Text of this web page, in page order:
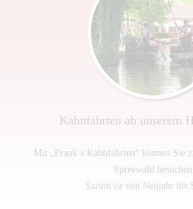
Kahnfahrten ab unserem
Mit „Frank`s Kahnfahrten“ können Sie
Spreewald besuchen.
Saison ist von Neujahr bis